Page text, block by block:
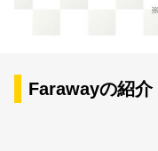
Farawayの紹介